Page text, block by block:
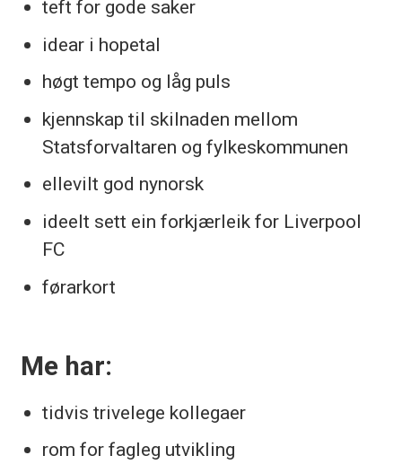
teft for gode saker
idear i hopetal
høgt tempo og låg puls
kjennskap til skilnaden mellom
Statsforvaltaren og fylkeskommunen
ellevilt god nynorsk
ideelt sett ein forkjærleik for Liverpool
FC
førarkort
Me har:
tidvis trivelege kollegaer
rom for fagleg utvikling